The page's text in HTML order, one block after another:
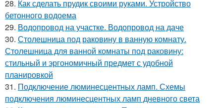
28. Как сделать прудик своими руками. Устройство
бетонного водоема
29. Водопровод на участке. Водопровод на даче
30. Столешница под раковину в ванную комнату.
Столешница для ванной комнаты под раковину:
стильный и эргономичный предмет с удобной
планировкой
31. Подключение люминесцентных ламп. Схемы
подключения люминесцентных ламп дневного света